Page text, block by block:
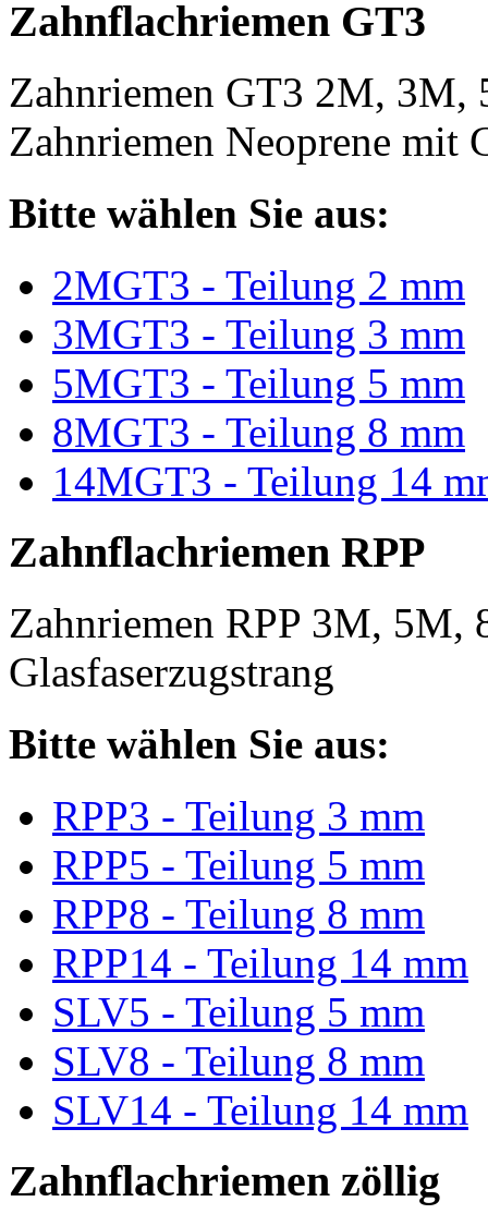
Zahnflachriemen GT3
Zahnriemen GT3 2M, 3M,
Zahnriemen Neoprene mit
Bitte wählen Sie aus:
2MGT3 - Teilung 2 mm
3MGT3 - Teilung 3 mm
5MGT3 - Teilung 5 mm
8MGT3 - Teilung 8 mm
14MGT3 - Teilung 14
Zahnflachriemen RPP
Zahnriemen RPP 3M, 5M,
Glasfaserzugstrang
Bitte wählen Sie aus:
RPP3 - Teilung 3 mm
RPP5 - Teilung 5 mm
RPP8 - Teilung 8 mm
RPP14 - Teilung 14 mm
SLV5 - Teilung 5 mm
SLV8 - Teilung 8 mm
SLV14 - Teilung 14 mm
Zahnflachriemen zöllig